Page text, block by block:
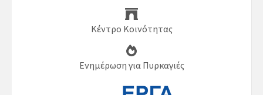
Κέντρο Κοινότητας
Ενημέρωση για Πυρκαγιές